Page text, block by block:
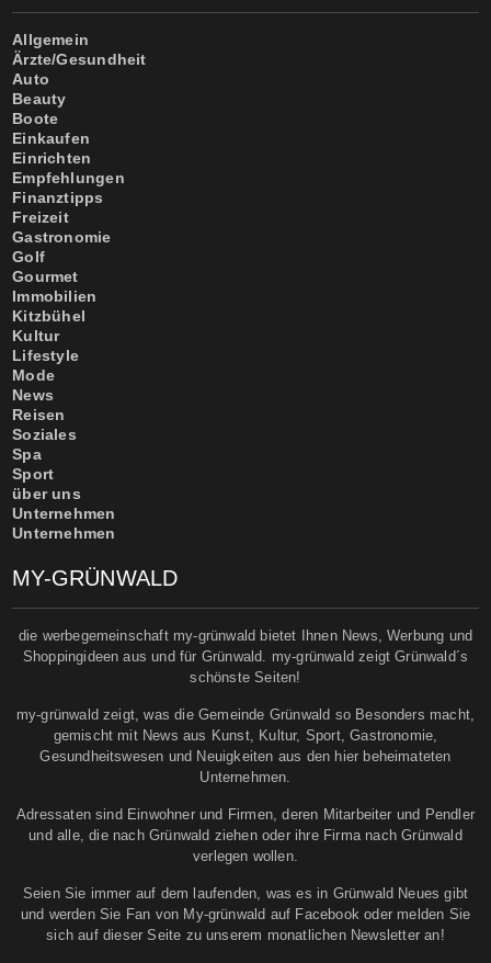
Allgemein
Ärzte/Gesundheit
Auto
Beauty
Boote
Einkaufen
Einrichten
Empfehlungen
Finanztipps
Freizeit
Gastronomie
Golf
Gourmet
Immobilien
Kitzbühel
Kultur
Lifestyle
Mode
News
Reisen
Soziales
Spa
Sport
über uns
Unternehmen
Unternehmen
MY-GRÜNWALD
die werbegemeinschaft my-grünwald bietet Ihnen News, Werbung und
Shoppingideen aus und für Grünwald. my-grünwald zeigt Grünwald´s
schönste Seiten!
my-grünwald zeigt, was die Gemeinde Grünwald so Besonders macht,
gemischt mit News aus Kunst, Kultur, Sport, Gastronomie,
Gesundheitswesen und Neuigkeiten aus den hier beheimateten
Unternehmen.
Adressaten sind Einwohner und Firmen, deren Mitarbeiter und Pendler
und alle, die nach Grünwald ziehen oder ihre Firma nach Grünwald
verlegen wollen.
Seien Sie immer auf dem laufenden, was es in Grünwald Neues gibt
und werden Sie Fan von My-grünwald auf Facebook oder melden Sie
sich auf dieser Seite zu unserem monatlichen Newsletter an!